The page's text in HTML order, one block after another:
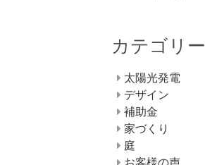
カテゴリー
太陽光発電
デザイン
補助金
家づくり
庭
お客様の声